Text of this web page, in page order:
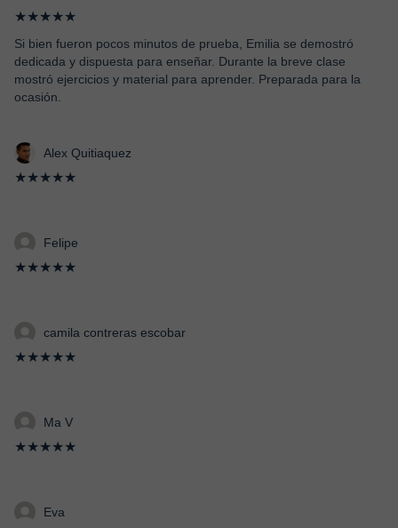
★★★★★
Si bien fueron pocos minutos de prueba, Emilia se demostró
dedicada y dispuesta para enseñar. Durante la breve clase
mostró ejercicios y material para aprender. Preparada para la
ocasión.
Alex Quitiaquez
★★★★★
Felipe
★★★★★
camila contreras escobar
★★★★★
Ma V
★★★★★
Eva